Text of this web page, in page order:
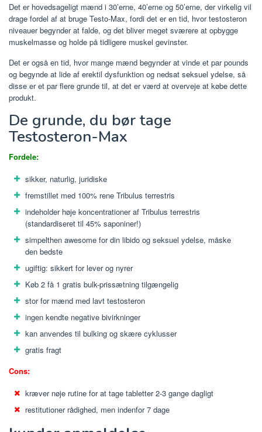
Det er hovedsageligt mænd i 30’erne, 40’erne og 50’erne, der virkelig vil
drage fordel af at bruge Testo-Max, fordi det er en tid, hvor testosteron
niveauer begynder at falde, og det bliver meget sværere at opbygge
muskelmasse og holde på tidligere muskel gevinster.
Det er også en tid, hvor mange mænd begynder at vinde et par pounds
og begynde at lide af erektil dysfunktion og nedsat seksuel ydelse, så
disse er et par flere grunde til, at det er værd at overveje at købe dette
produkt.
De grunde, du bør tage
Testosteron-Max
Fordele:
sikker, naturlig, juridiske
fremstillet med 100% rene Tribulus terrestris
indeholder høje koncentrationer af Tribulus terrestris
(standardiseret til 45% saponiner!)
simpelthen awesome for din libido og seksuel ydelse, måske
den bedste
ugiftig: sikkert for lever og nyrer
Køb 2 få 1 gratis bulk-prissætning tilgængelig
stor for mænd med lavt testosteron
ingen kendte negative bivirkninger
kan anvendes til bulking og skære cyklusser
gratis fragt
Cons:
kræver nøje rutine for at tage tabletter 2-3 gange dagligt
restitutioner rådighed, men indenfor 7 dage